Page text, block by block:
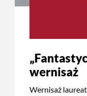
wernisaż
Wernisaż